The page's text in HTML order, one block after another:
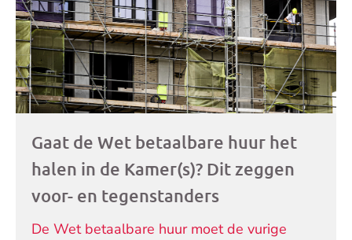
Gaat de Wet betaalbare huur het
halen in de Kamer(s)? Dit zeggen
voor- en tegenstanders
De Wet betaalbare huur moet de vurige